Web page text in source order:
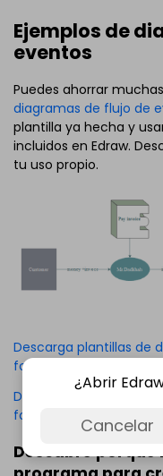
Ejemplos de
eventos
Puedes ahorrar
diagramas de flujo de
plantilla ya hecha y
incluidos en Edraw.
tu uso propio.
Descarga plantillas de
formato PDF
Descarga plantillas de
formato editable
Descubre porqué
¿Abrir
Cancelar